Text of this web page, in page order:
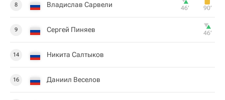
8 Владислав Сарвели 46‎’‎ 90‎’‎
9 Сергей Пиняев 46‎’‎
14 Никита Салтыков
16 Даниил Веселов